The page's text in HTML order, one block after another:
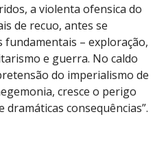
a violenta ofensica do
de recuo, antes se
fundamentais – exploração,
e guerra. No caldo
do imperialismo de
cresce o perigo
consequências”.